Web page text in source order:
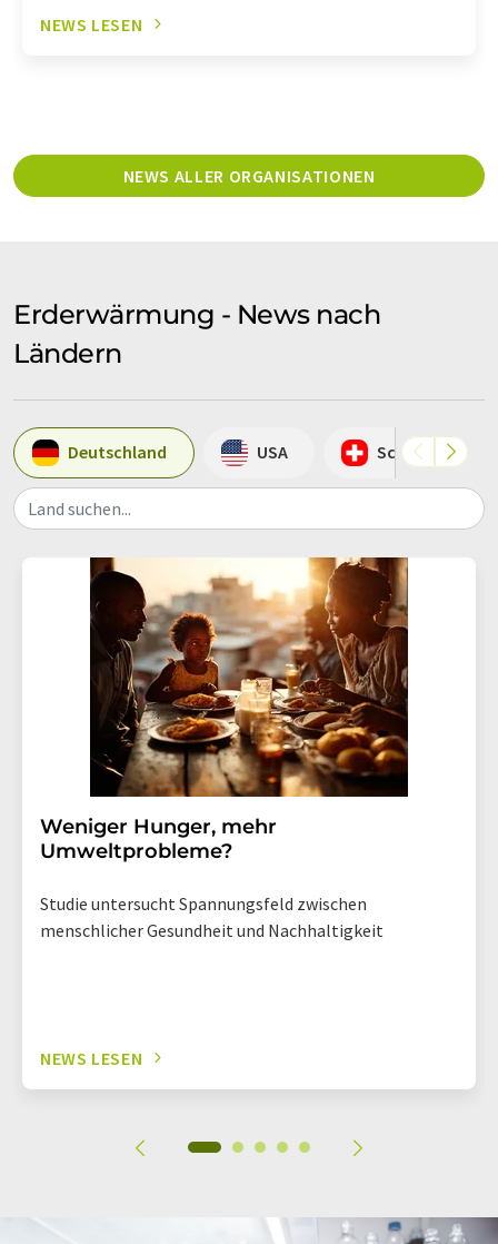
NEWS LESEN
NEWS ALLER ORGANISATIONEN
Erderwärmung - News nach
Ländern
Deutschland USA Schweiz
Land suchen...
Weniger Hunger, mehr
Umweltprobleme?
Studie untersucht Spannungsfeld zwischen
menschlicher Gesundheit und Nachhaltigkeit
NEWS LESEN